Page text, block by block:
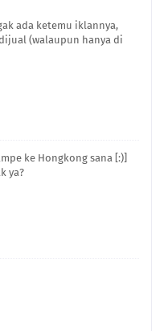
ada ketemu iklannya,
(walaupun hanya di
ke Hongkong sana [:)]
ya?